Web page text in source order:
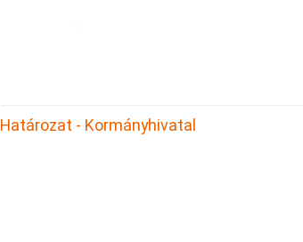
Határozat - Kormányhivatal